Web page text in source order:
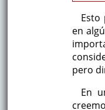
Esto
en
pero
En